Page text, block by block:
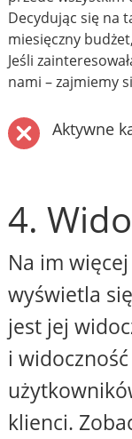
Decydując się na
miesięczny
Jeśli
nami – zajmiemy
Aktywne
4.
Na im
wyświetla
jest jej
i
klienci.